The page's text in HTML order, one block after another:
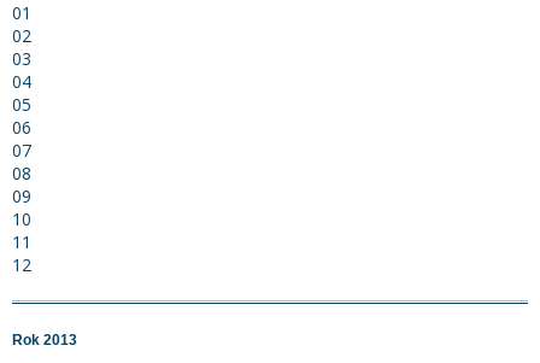
01
02
03
04
05
06
07
08
09
10
11
12
Rok 2013